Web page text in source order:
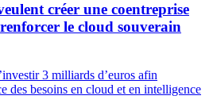
créer une coentreprise
le cloud souverain
3 milliards d’euros afin
des besoins en cloud et en intelligence